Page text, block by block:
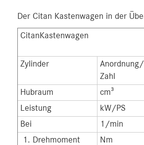
Der Citan Kastenwagen in der
CitanKastenwagen
Zylinder
Anordnung/
Zahl
Hubraum cm³
Leistung
kW/PS
Bei
1/min
Drehmoment
Nm